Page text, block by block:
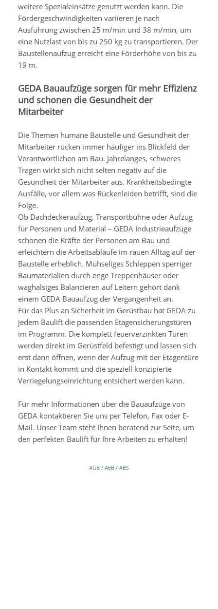
weitere Spezialeinsätze genutzt werden kann. Die
Fördergeschwindigkeiten variieren je nach
Ausführung zwischen 25 m/min und 38 m/min, um
eine Nutzlast von bis zu 250 kg zu transportieren. Der
Baustellenaufzug erreicht eine Förderhöhe von bis zu
19 m.
GEDA Bauaufzüge sorgen für mehr Effizienz
und schonen die Gesundheit der
Mitarbeiter
Die Themen humane Baustelle und Gesundheit der
Mitarbeiter rücken immer häufiger ins Blickfeld der
Verantwortlichen am Bau. Jahrelanges, schweres
Tragen wirkt sich nicht selten negativ auf die
Gesundheit der Mitarbeiter aus. Krankheitsbedingte
Ausfälle, vor allem was Rückenleiden betrifft, sind die
Folge.
Ob Dachdeckeraufzug, Transportbühne oder Aufzug
für Personen und Material – GEDA Industrieaufzüge
schonen die Kräfte der Personen am Bau und
erleichtern die Arbeitsabläufe im rauen Alltag auf der
Baustelle erheblich. Mühseliges Schleppen sperriger
Baumaterialien durch enge Treppenhäuser oder
waghalsiges Balancieren auf Leitern gehört dank
einem GEDA Bauaufzug der Vergangenheit an.
Für das Plus an Sicherheit im Gerüstbau hat GEDA zu
jedem Baulift die passenden Etagensicherungstüren
im Programm. Die komplett feuerverzinkten Türen
werden direkt im Gerüstfeld befestigt und lassen sich
erst dann öffnen, wenn der Aufzug mit der Etagentüre
in Kontakt kommt und die speziell konzipierte
Verriegelungseinrichtung entsichert werden kann.
Für mehr Informationen über die Bauaufzüge von
GEDA kontaktieren Sie uns per Telefon, Fax oder E-
Mail. Unser Team steht Ihnen beratend zur Seite, um
den perfekten Baulift für Ihre Arbeiten zu erhalten!
AGB / AEB / ABS